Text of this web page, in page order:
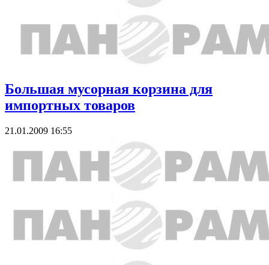
Большая мусорная корзина для
импортных товаров
21.01.2009 16:55